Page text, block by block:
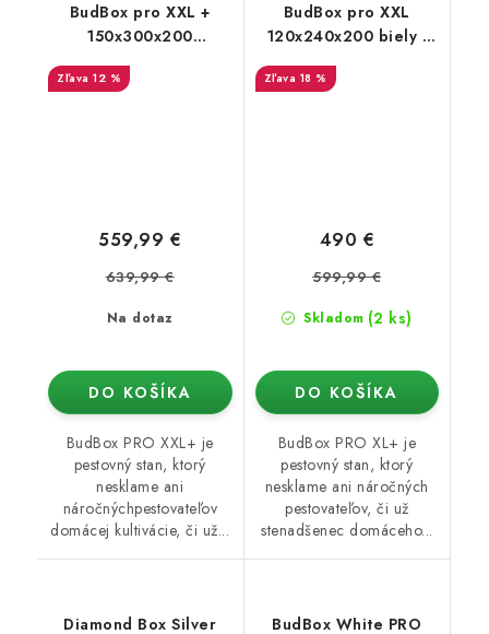
BudBox pro XXL +
150x300x200
strieborný - rastové
stan
12 %
Na dotaz
559,99 €
639,99 €
DO KOŠÍKA
BudBox PRO XXL+ je
pestovný stan, ktorý
nesklame ani
náročnýchpestovateľov
domácej kultivácie, či už...
BudBox pro XXL
120x240x200 biely -
rastové stan
18 %
Skladom (2 ks)
490 €
599,99 €
DO KOŠÍKA
BudBox PRO XL+ je
pestovný stan, ktorý
nesklame ani náročných
pestovateľov, či už
stenadšenec domáceho...
Diamond Box Silver BudBox White PRO